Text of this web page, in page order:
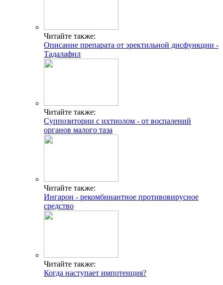
Читайте также:
Описание препарата от эректильной дисфункции -
Тадалафил
Читайте также:
Суппозитории с ихтиолом - от воспалений
органов малого таза
Читайте также:
Ингарон - рекомбинантное противовирусное
средство
Читайте также:
Когда наступает импотенция?